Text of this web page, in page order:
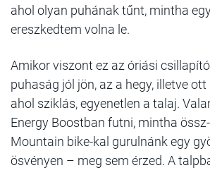
ahol olyan puhának tűnt, mintha
ereszkedtem volna le.
Amikor viszont ez az óriási
puhaság jól jön, az a hegy, illetve
ahol sziklás, egyenetlen a talaj.
Energy Boostban futni, mintha
Mountain bike-kal gurulnánk egy
ösvényen – meg sem érzed. A